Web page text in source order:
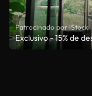
Patrocinado por iStock
Exclusivo - 15% de